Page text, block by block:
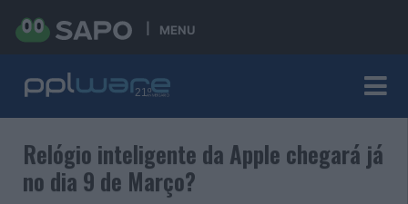
MENU
Relógio inteligente da Apple chegará já
no dia 9 de Março?